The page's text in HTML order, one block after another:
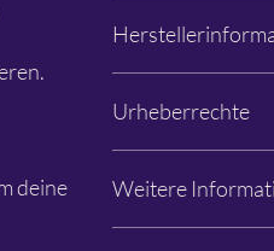
deine
Schablonen
Apfelanger 6
+49 441 36 10 55 15
Urheberrechte
Schlichtbunt®
Weitere